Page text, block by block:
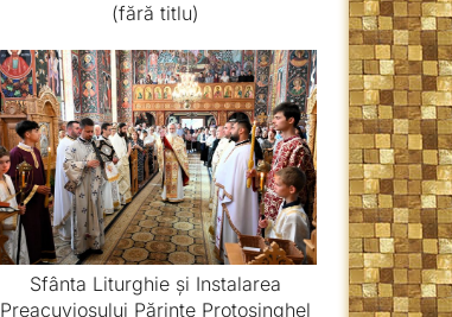
(fără titlu)
Sfânta Liturghie și Instalarea
Preacuviosului Părinte Protosinghel